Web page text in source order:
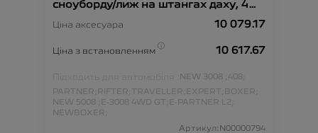
сноуборду/лиж на штангах даху, 4
Ціна аксесуара 10 079.17
Ціна з встановленням 10 617.67
Підходить для автомобіля : NEW 3008 ; 408;
PARTNER; RIFTER; TRAVELLER; EXPERT;
BOXER;
NEW 5008 ;
E-3008 4WD GT;
E-PARTNER L2;
NEWBOXER;
Артикул:N00000794